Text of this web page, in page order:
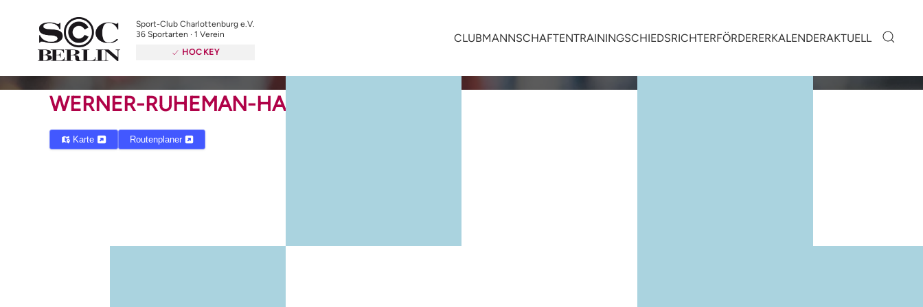
Sport-Club Charlottenburg e.V.
36 Sportarten · 1 Verein
HOCKEY
CLUBMANNSCHAFTENTRAININGSCHIEDSRICHTERFÖRDERERKALENDERAKTUELL
WERNER-RUHEMAN-HALLE
Karte Routenplaner